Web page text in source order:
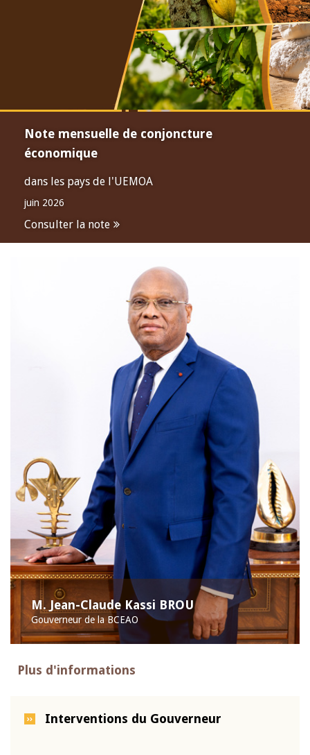
Note mensuelle de conjoncture
économique
dans les pays de l'UEMOA
juin 2026
Consulter la note
M. Jean-Claude Kassi BROU
Gouverneur de la BCEAO
Plus d'informations
Interventions du Gouverneur